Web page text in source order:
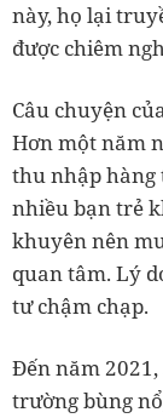
này, họ lại
được chiêm
Câu chuyện
Hơn một năm
thu nhập hàng
nhiều bạn trẻ
khuyên nên
quan tâm. Lý
tư chậm chạp.
Đến năm
trường bùng